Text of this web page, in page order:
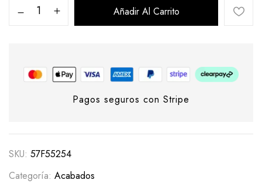
Añadir Al Carrito
Pagos seguros con Stripe
SKU: 57F55254
Categoría: Acabados